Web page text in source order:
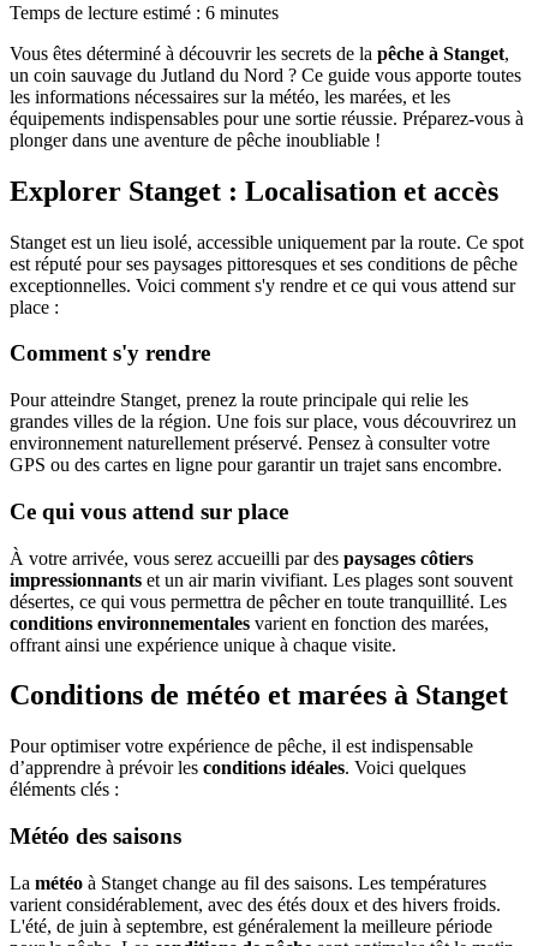
Temps de lecture estimé : 6 minutes
Vous êtes déterminé à découvrir les secrets de la pêche à Stanget,
un coin sauvage du Jutland du Nord ? Ce guide vous apporte toutes
les informations nécessaires sur la météo, les marées, et les
équipements indispensables pour une sortie réussie. Préparez-vous à
plonger dans une aventure de pêche inoubliable !
Explorer Stanget : Localisation et accès
Stanget est un lieu isolé, accessible uniquement par la route. Ce spot
est réputé pour ses paysages pittoresques et ses conditions de pêche
exceptionnelles. Voici comment s'y rendre et ce qui vous attend sur
place :
Comment s'y rendre
Pour atteindre Stanget, prenez la route principale qui relie les
grandes villes de la région. Une fois sur place, vous découvrirez un
environnement naturellement préservé. Pensez à consulter votre
GPS ou des cartes en ligne pour garantir un trajet sans encombre.
Ce qui vous attend sur place
À votre arrivée, vous serez accueilli par des paysages côtiers
impressionnants et un air marin vivifiant. Les plages sont souvent
désertes, ce qui vous permettra de pêcher en toute tranquillité. Les
conditions environnementales varient en fonction des marées,
offrant ainsi une expérience unique à chaque visite.
Conditions de météo et marées à Stanget
Pour optimiser votre expérience de pêche, il est indispensable
d’apprendre à prévoir les conditions idéales. Voici quelques
éléments clés :
Météo des saisons
La météo à Stanget change au fil des saisons. Les températures
varient considérablement, avec des étés doux et des hivers froids.
L'été, de juin à septembre, est généralement la meilleure période